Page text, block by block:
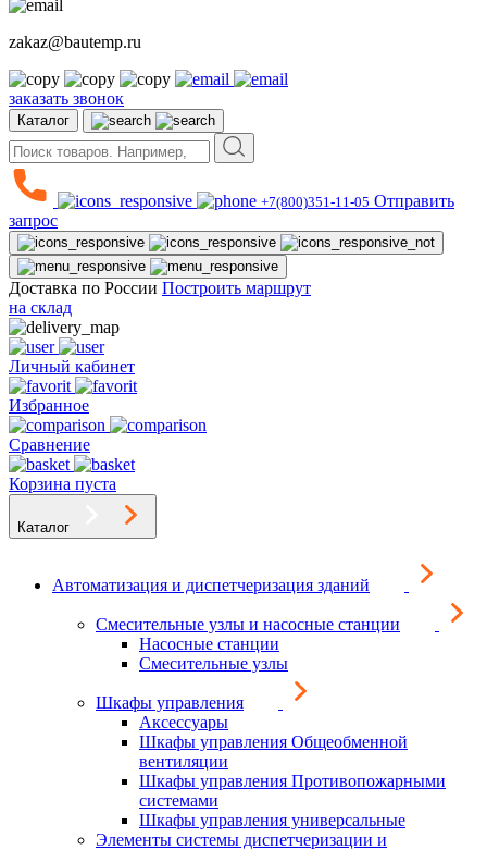
zakaz@bautemp.ru
заказать звонок
Каталог
+7(800)351-11-05 Отправить
запрос
Доставка по России Построить маршрут
на склад
Личный кабинет
Избранное
Сравнение
Корзина пуста
Каталог
Автоматизация и диспетчеризация зданий
Смесительные узлы и насосные станции
Насосные станции
Смесительные узлы
Шкафы управления
Аксессуары
Шкафы управления Общеобменной
вентиляции
Шкафы управления Противопожарными
системами
Шкафы управления универсальные
Элементы системы диспетчеризации и